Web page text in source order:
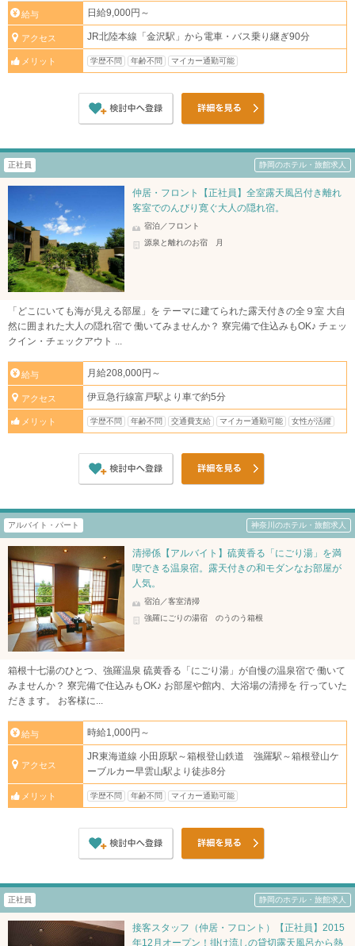
給与 日給9,000円～
アクセス JR北陸本線「金沢駅」から電車・バス乗り継ぎ90分
メリット 学歴不問 年齢不問 マイカー通勤可能
正社員 静岡のホテル・旅館求人
仲居・フロント【正社員】全室露天風呂付き離れ
客室でのんびり寛ぐ大人の隠れ宿。
宿泊／フロント
源泉と離れのお宿 月
「どこにいても海が見える部屋」を テーマに建てられた露天付きの全９室 大自
然に囲まれた大人の隠れ宿で 働いてみませんか？ 寮完備で住込みもOK♪ チェッ
クイン・チェックアウト ...
給与 月給208,000円～
アクセス 伊豆急行線富戸駅より車で約5分
メリット 学歴不問 年齢不問 交通費支給 マイカー通勤可能 女性が活躍
アルバイト・パート 神奈川のホテル・旅館求人
清掃係【アルバイト】硫黄香る「にごり湯」を満
喫できる温泉宿。露天付きの和モダンなお部屋が
人気。
宿泊／客室清掃
強羅にごりの湯宿 のうのう箱根
箱根十七湯のひとつ、強羅温泉 硫黄香る「にごり湯」が自慢の温泉宿で 働いて
みませんか？ 寮完備で住込みもOK♪ お部屋や館内、大浴場の清掃を 行っていた
だきます。 お客様に...
給与 時給1,000円～
アクセス
JR東海道線 小田原駅～箱根登山鉄道 強羅駅～箱根登山ケ
ーブルカー早雲山駅より徒歩8分
メリット 学歴不問 年齢不問 マイカー通勤可能
正社員 静岡のホテル・旅館求人
接客スタッフ（仲居・フロント）【正社員】2015
年12月オープン！掛け流しの貸切露天風呂から熱